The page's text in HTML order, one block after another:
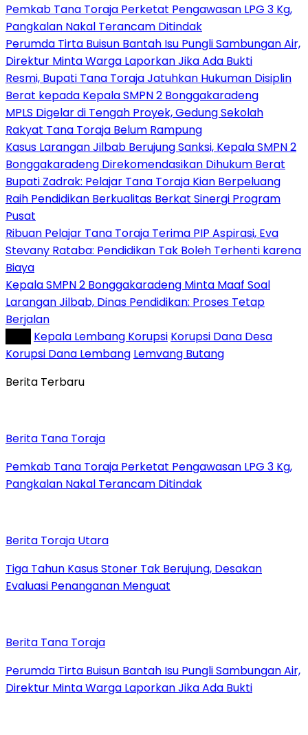
Pemkab Tana Toraja Perketat Pengawasan LPG 3 Kg,
Pangkalan Nakal Terancam Ditindak
Perumda Tirta Buisun Bantah Isu Pungli Sambungan Air,
Direktur Minta Warga Laporkan Jika Ada Bukti
Resmi, Bupati Tana Toraja Jatuhkan Hukuman Disiplin
Berat kepada Kepala SMPN 2 Bonggakaradeng
MPLS Digelar di Tengah Proyek, Gedung Sekolah
Rakyat Tana Toraja Belum Rampung
Kasus Larangan Jilbab Berujung Sanksi, Kepala SMPN 2
Bonggakaradeng Direkomendasikan Dihukum Berat
Bupati Zadrak: Pelajar Tana Toraja Kian Berpeluang
Raih Pendidikan Berkualitas Berkat Sinergi Program
Pusat
Ribuan Pelajar Tana Toraja Terima PIP Aspirasi, Eva
Stevany Rataba: Pendidikan Tak Boleh Terhenti karena
Biaya
Kepala SMPN 2 Bonggakaradeng Minta Maaf Soal
Larangan Jilbab, Dinas Pendidikan: Proses Tetap
Berjalan
Kepala Lembang Korupsi Korupsi Dana Desa
Korupsi Dana Lembang Lemvang Butang
Berita Terbaru
Berita Tana Toraja
Pemkab Tana Toraja Perketat Pengawasan LPG 3 Kg,
Pangkalan Nakal Terancam Ditindak
Berita Toraja Utara
Tiga Tahun Kasus Stoner Tak Berujung, Desakan
Evaluasi Penanganan Menguat
Berita Tana Toraja
Perumda Tirta Buisun Bantah Isu Pungli Sambungan Air,
Direktur Minta Warga Laporkan Jika Ada Bukti